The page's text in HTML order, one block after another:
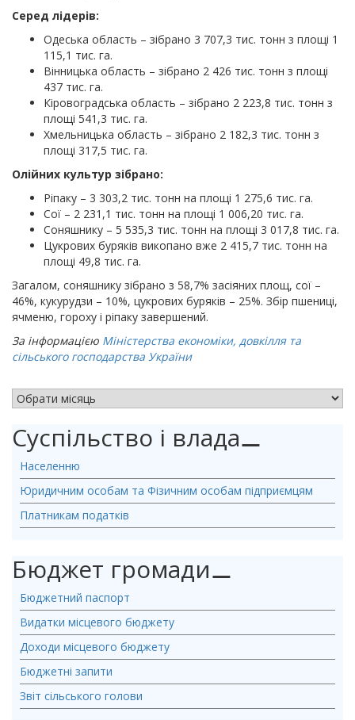
Серед лідерів:
Одеська область – зібрано 3 707,3 тис. тонн з площі 1
115,1 тис. га.
Вінницька область – зібрано 2 426 тис. тонн з площі
437 тис. га.
Кіровоградська область – зібрано 2 223,8 тис. тонн з
площі 541,3 тис. га.
Хмельницька область – зібрано 2 182,3 тис. тонн з
площі 317,5 тис. га.
Олійних культур зібрано:
Ріпаку – 3 303,2 тис. тонн на площі 1 275,6 тис. га.
Сої – 2 231,1 тис. тонн на площі 1 006,20 тис. га.
Соняшнику – 5 535,3 тис. тонн на площі 3 017,8 тис. га.
Цукрових буряків викопано вже 2 415,7 тис. тонн на
площі 49,8 тис. га.
Загалом, соняшнику зібрано з 58,7% засіяних площ, сої –
46%, кукурудзи – 10%, цукрових буряків – 25%. Збір пшениці,
ячменю, гороху і ріпаку завершений.
За інформацією Міністерства економіки, довкілля та
сільського господарства України
Суспільство і влада⚊
Населенню
Юридичним особам та Фізичним особам підприємцям
Платникам податків
Бюджет громади⚊
Бюджетний паспорт
Видатки місцевого бюджету
Доходи місцевого бюджету
Бюджетні запити
Звіт сільського голови